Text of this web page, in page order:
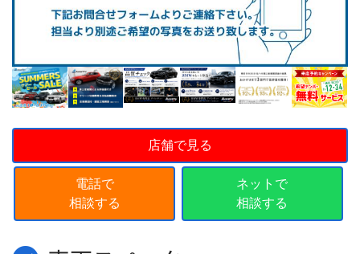
店舗で見る
電話で
相談する
ネットで
相談する